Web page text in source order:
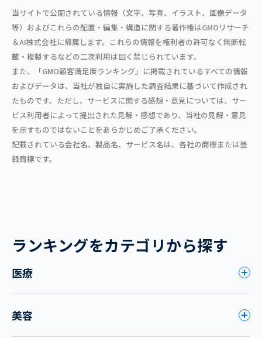
当サイトで公開されている情報（文字、写真、イラスト、画像データ
等）およびこれらの配置・編集・構造に関する著作権はGMOリサーチ
＆AI株式会社に帰属します。これらの情報を権利者の許可なく無断転
載・複製するなどの二次利用は固く禁じられています。
また、「GMO顧客満足度ランキング」に掲載されているすべての情報
およびデータは、当社が独自に実施した調査結果に基づいて作成され
たものです。ただし、サービスに関する感想・意見については、サー
ビス利用者によって提出された見解・感想であり、当社の見解・意見
を示すものではないことをあらかじめご了承ください。
記載されている会社名、製品名、サービス名は、各社の商標または登
録商標です。
ランキングをカテゴリから探す
医療
美容